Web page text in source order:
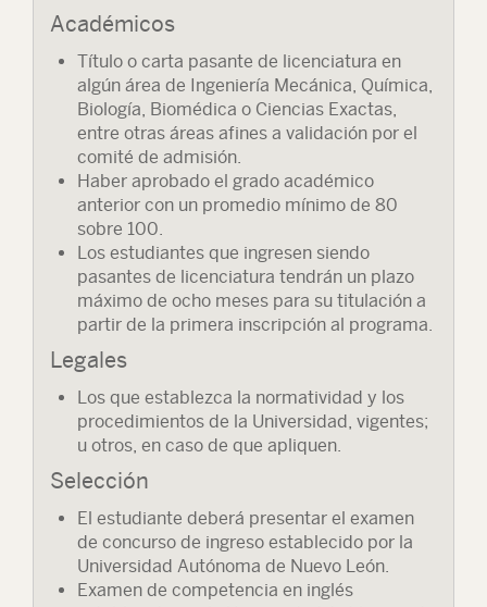
Académicos
Título o carta pasante de licenciatura en
algún área de Ingeniería Mecánica, Química,
Biología, Biomédica o Ciencias Exactas,
entre otras áreas afines a validación por el
comité de admisión.
Haber aprobado el grado académico
anterior con un promedio mínimo de 80
sobre 100.
Los estudiantes que ingresen siendo
pasantes de licenciatura tendrán un plazo
máximo de ocho meses para su titulación a
partir de la primera inscripción al programa.
Legales
Los que establezca la normatividad y los
procedimientos de la Universidad, vigentes;
u otros, en caso de que apliquen.
Selección
El estudiante deberá presentar el examen
de concurso de ingreso establecido por la
Universidad Autónoma de Nuevo León.
Examen de competencia en inglés